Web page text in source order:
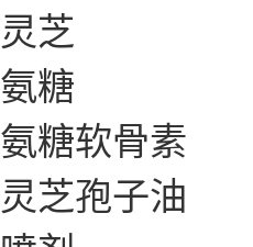
灵芝
氨糖
氨糖软骨素
灵芝孢子油